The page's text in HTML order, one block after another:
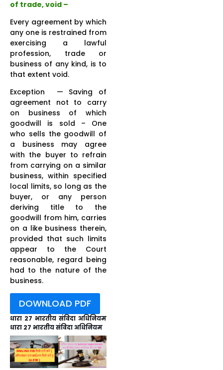
of trade, void –
Every agreement by which
any one is restrained from
exercising a lawful
profession, trade or
business of any kind, is to
that extent void.
Exception — Saving of
agreement not to carry
on business of which
goodwill is sold – One
who sells the goodwill of
a business may agree
with the buyer to refrain
from carrying on a similar
business, within specified
local limits, so long as the
buyer, or any person
deriving title to the
goodwill from him, carries
on a like business therein,
provided that such limits
appear to the Court
reasonable, regard being
had to the nature of the
business.
DOWNLOAD PDF
धारा 27 भारतीय संविदा अधिनियम
धारा 27 भारतीय संविदा अधिनियम